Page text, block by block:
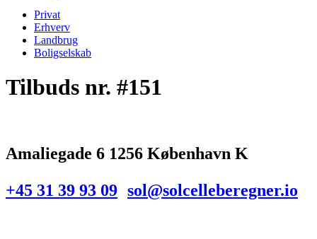
Privat
Erhverv
Landbrug
Boligselskab
Tilbuds nr. #151
Amaliegade 6 1256 København K
+45 31 39 93 09 sol@solcelleberegner.io